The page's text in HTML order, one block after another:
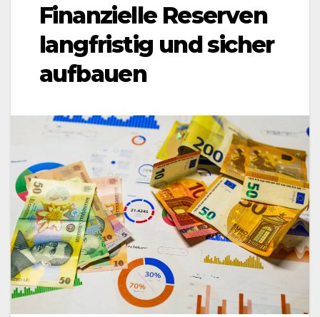
Finanzielle Reserven
langfristig und sicher
aufbauen